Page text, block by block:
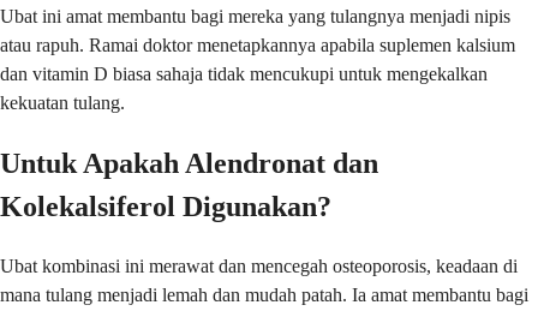
Ubat ini amat membantu bagi mereka yang tulangnya menjadi nipis
atau rapuh. Ramai doktor menetapkannya apabila suplemen kalsium
dan vitamin D biasa sahaja tidak mencukupi untuk mengekalkan
kekuatan tulang.
Untuk Apakah Alendronat dan
Kolekalsiferol Digunakan?
Ubat kombinasi ini merawat dan mencegah osteoporosis, keadaan di
mana tulang menjadi lemah dan mudah patah. Ia amat membantu bagi